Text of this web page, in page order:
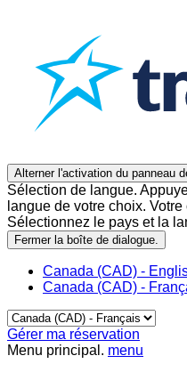
Alterner l'activation du panneau
Sélection de langue.
langue de votre choix.
Sélectionnez le pays et la
Fermer la boîte de dialogue.
Canada (CAD) -
Canada (CAD) -
Gérer ma réservation
Menu principal. menu